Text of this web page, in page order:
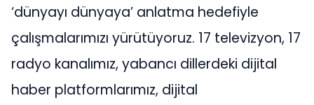
‘dünyayı dünyaya’ anlatma hedefiyle
çalışmalarımızı yürütüyoruz. 17 televizyon, 17
radyo kanalımız, yabancı dillerdeki dijital
haber platformlarımız, dijital